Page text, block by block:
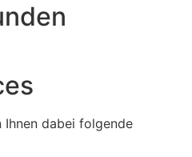
Ihnen dabei folgende